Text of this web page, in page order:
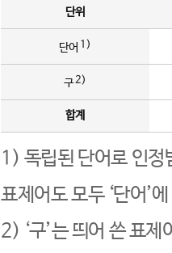
단위
단어 1)
구2)
합계
1) 독립된 단어로 인정
표제어도 모두 ‘단어’
2) ‘구’는 띄어 쓴 표